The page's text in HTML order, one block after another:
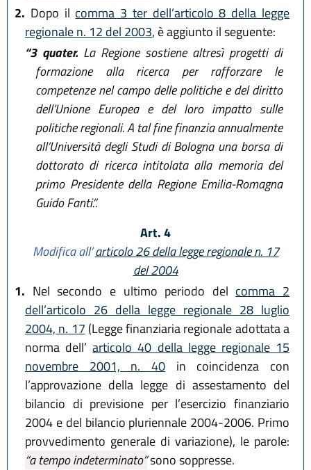
2. Dopo il comma 3 ter dell’articolo 8 della legge
regionale n. 12 del 2003, è aggiunto il seguente:
“3 quater.La Regione sostiene altresì progetti di
formazione alla ricerca per rafforzare le
competenze nel campo delle politiche e del diritto
dell’Unione Europea e del loro impatto sulle
politiche regionali. A tal fine finanzia annualmente
all’Università degli Studi di Bologna una borsa di
dottorato di ricerca intitolata alla memoria del
primo Presidente della Regione Emilia-Romagna
Guido Fanti.”.
Art. 4
Modifica all’articolo 26 della legge regionale n. 17
del 2004
1. Nel secondo e ultimo periodo del comma 2
dell’articolo 26 della legge regionale 28 luglio
2004, n. 17 (Legge finanziaria regionale adottata a
norma dell’articolo 40 della legge regionale 15
novembre 2001, n. 40 in coincidenza con
l’approvazione della legge di assestamento del
bilancio di previsione per l’esercizio finanziario
2004 e del bilancio pluriennale 2004-2006. Primo
provvedimento generale di variazione), le parole:
“a tempo indeterminato”sono soppresse.